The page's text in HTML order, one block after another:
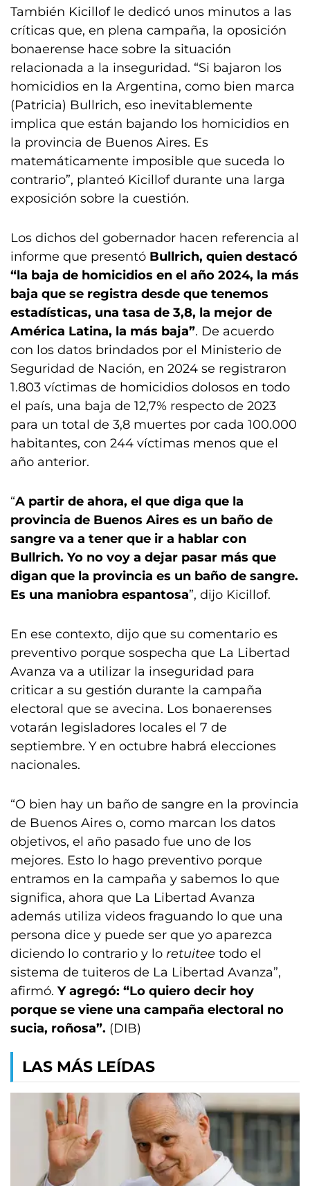
También Kicillof le dedicó unos minutos a las
críticas que, en plena campaña, la oposición
bonaerense hace sobre la situación
relacionada a la inseguridad. “Si bajaron los
homicidios en la Argentina, como bien marca
(Patricia) Bullrich, eso inevitablemente
implica que están bajando los homicidios en
la provincia de Buenos Aires. Es
matemáticamente imposible que suceda lo
contrario”, planteó Kicillof durante una larga
exposición sobre la cuestión.
Los dichos del gobernador hacen referencia al
informe que presentó Bullrich, quien destacó
“la baja de homicidios en el año 2024, la más
baja que se registra desde que tenemos
estadísticas, una tasa de 3,8, la mejor de
América Latina, la más baja”. De acuerdo
con los datos brindados por el Ministerio de
Seguridad de Nación, en 2024 se registraron
1.803 víctimas de homicidios dolosos en todo
el país, una baja de 12,7% respecto de 2023
para un total de 3,8 muertes por cada 100.000
habitantes, con 244 víctimas menos que el
año anterior.
“A partir de ahora, el que diga que la
provincia de Buenos Aires es un baño de
sangre va a tener que ir a hablar con
Bullrich. Yo no voy a dejar pasar más que
digan que la provincia es un baño de sangre.
Es una maniobra espantosa”, dijo Kicillof.
En ese contexto, dijo que su comentario es
preventivo porque sospecha que La Libertad
Avanza va a utilizar la inseguridad para
criticar a su gestión durante la campaña
electoral que se avecina. Los bonaerenses
votarán legisladores locales el 7 de
septiembre. Y en octubre habrá elecciones
nacionales.
“O bien hay un baño de sangre en la provincia
de Buenos Aires o, como marcan los datos
objetivos, el año pasado fue uno de los
mejores. Esto lo hago preventivo porque
entramos en la campaña y sabemos lo que
significa, ahora que La Libertad Avanza
además utiliza videos fraguando lo que una
persona dice y puede ser que yo aparezca
diciendo lo contrario y lo retuitee todo el
sistema de tuiteros de La Libertad Avanza”,
afirmó. Y agregó: “Lo quiero decir hoy
porque se viene una campaña electoral no
sucia, roñosa”. (DIB)
LAS MÁS LEÍDAS